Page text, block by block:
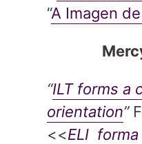
“A Imagen
“ILT forms a
orientation”
<<ELI